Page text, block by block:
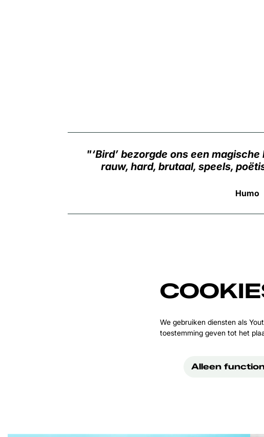
‘Bird’ bezorgde ons een
rauw, hard, brutaal, speels,
Humo
We gebruiken diensten als
toestemming geven tot het
Alleen